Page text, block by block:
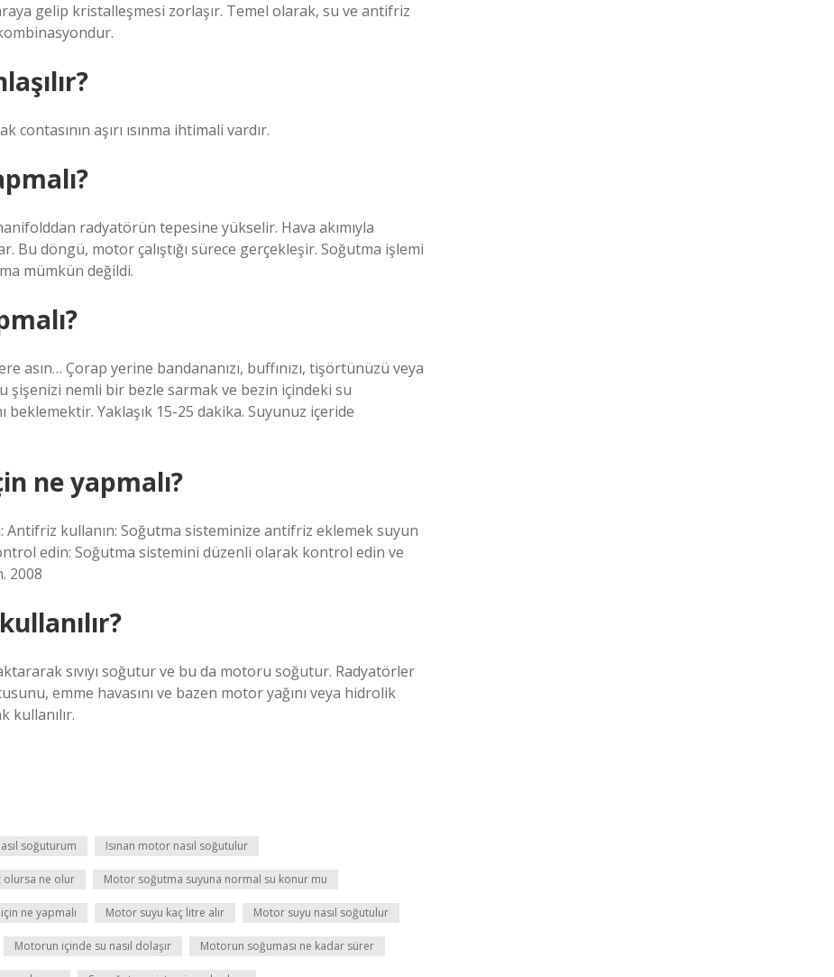
gelip kristalleşmesi zorlaşır. Temel olarak, su ve antifriz
aşırı ısınma ihtimali vardır.
radyatörün tepesine yükselir. Hava akımıyla
döngü, motor çalıştığı sürece gerçekleşir. Soğutma işlemi
mümkün değildi.
asın… Çorap yerine bandananızı, buffınızı, tişörtünüzü veya
nemli bir bezle sarmak ve bezin içindeki su
Yaklaşık 15-25 dakika. Suyunuz içeride
ne yapmalı?
Antifriz kullanın: Soğutma sisteminize antifriz eklemek suyun
edin: Soğutma sistemini düzenli olarak kontrol edin ve
2008
aktararak sıvıyı soğutur ve bu da motoru soğutur. Radyatörler
emme havasını ve bazen motor yağını veya hidrolik
kullanılır.
soğuturum Isınan motor nasıl soğutulur
olursa ne olur Motor soğutma suyuna normal su konur mu
ne yapmalı Motor suyu kaç litre alır Motor suyu nasıl soğutulur
Motorun içinde su nasıl dolaşır Motorun soğuması ne kadar sürer